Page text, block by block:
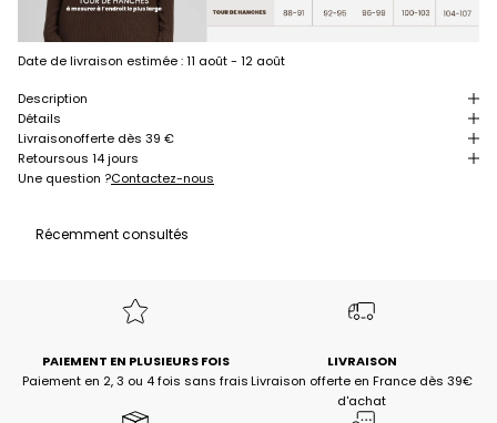
Date de livraison estimée :11 août - 12 août
Description
Détails
Livraisonofferte dès 39 €
Retoursous 14 jours
Une question ?Contactez-nous
Récemment consultés
PAIEMENT EN PLUSIEURS FOIS
Paiement en 2, 3 ou 4 fois sans frais
LIVRAISON
Livraison offerte en France dès 39€
d'achat